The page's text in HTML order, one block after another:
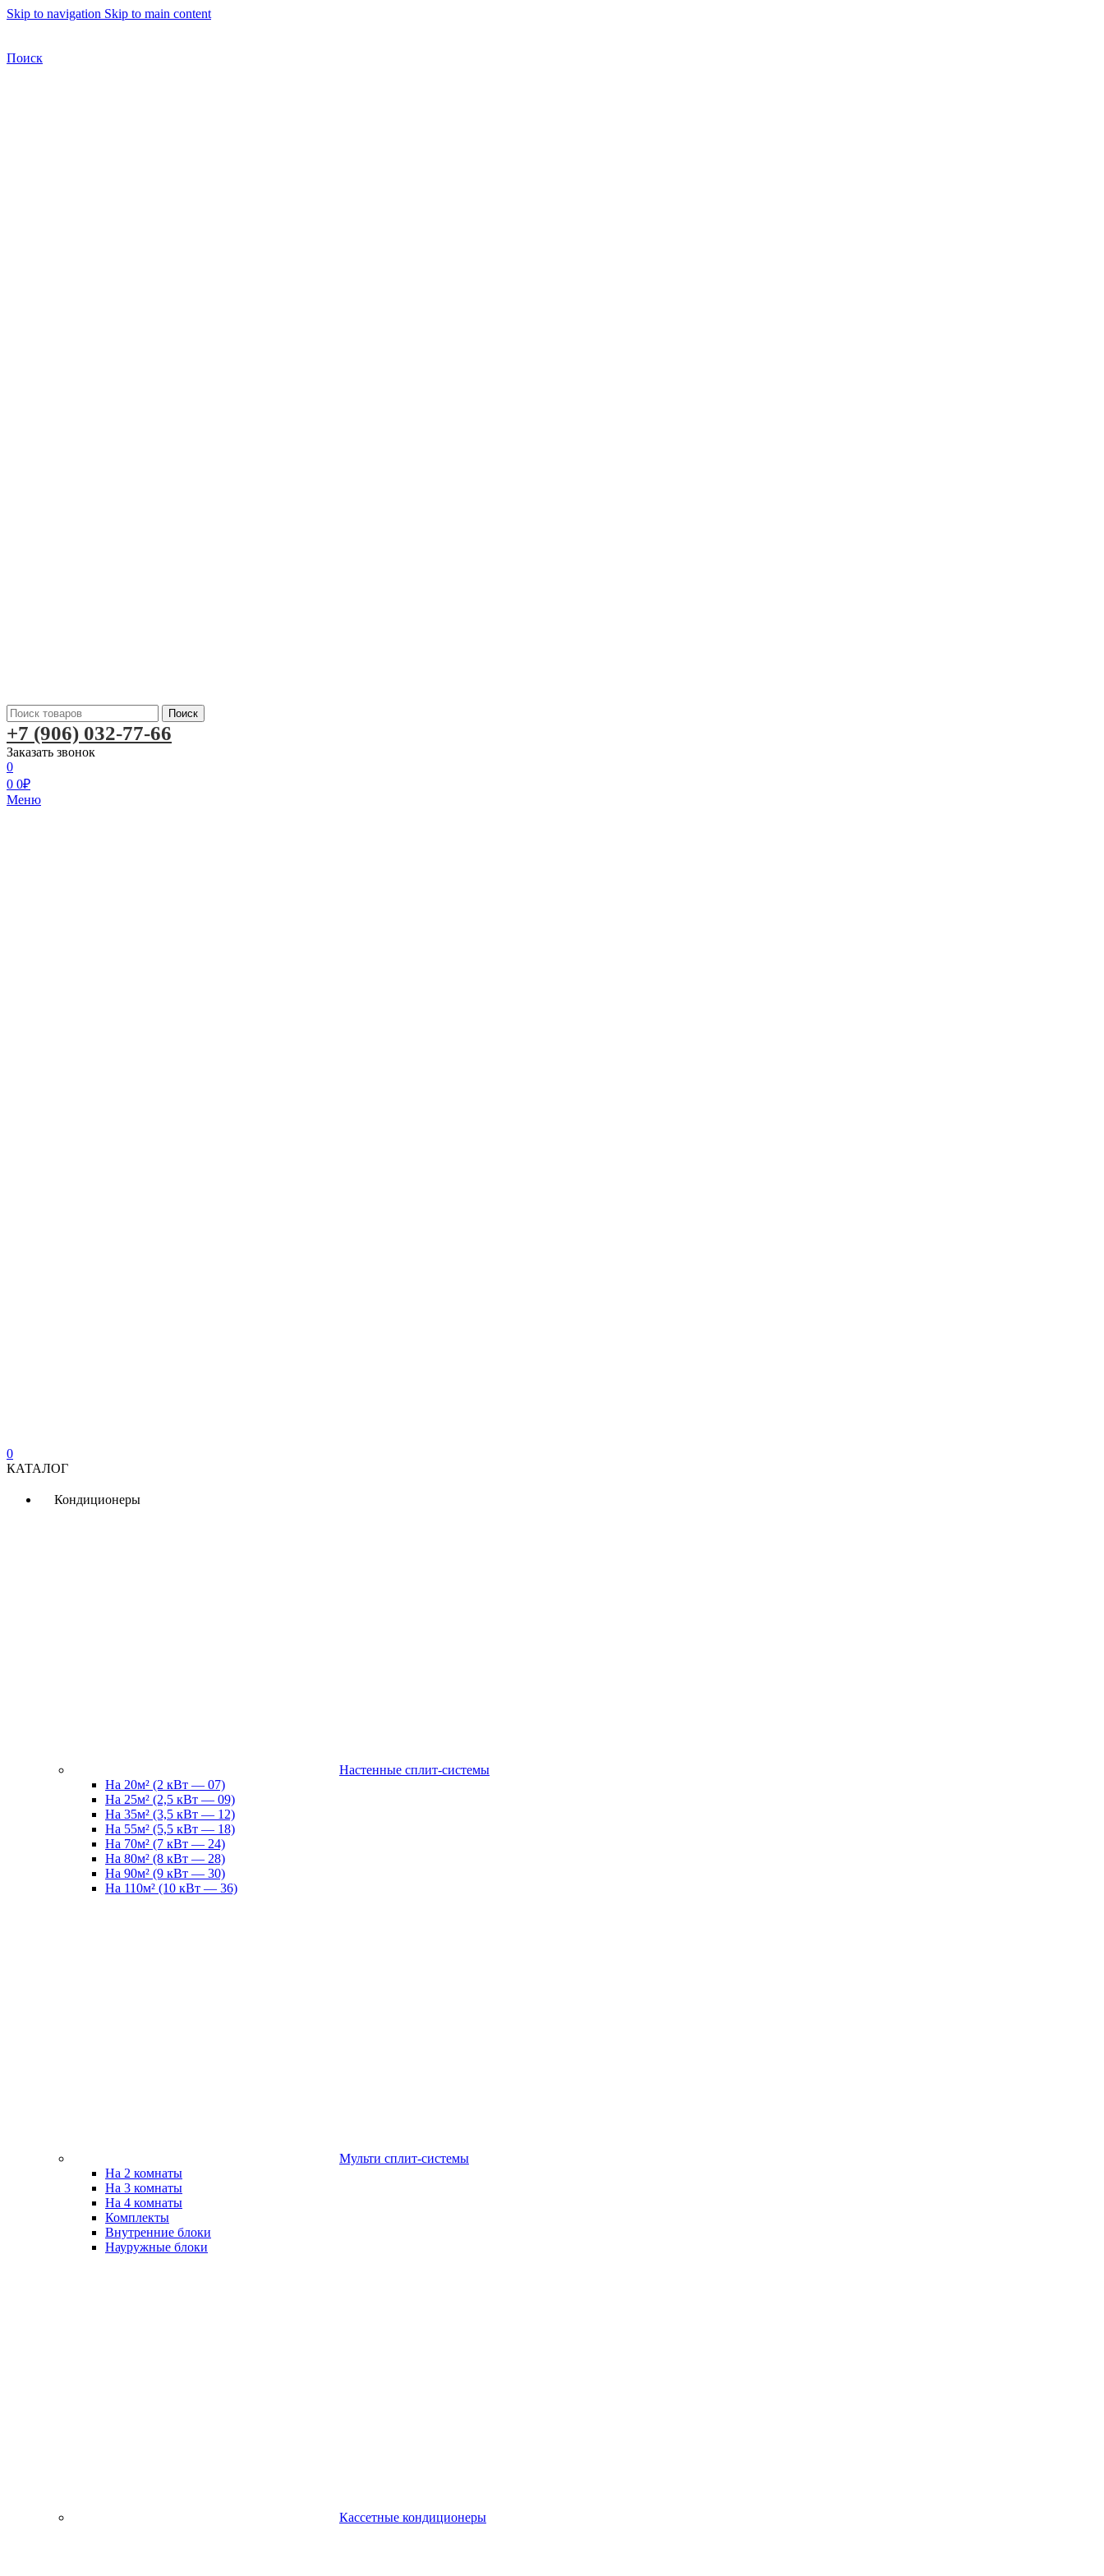
Skip to navigation Skip to main content
Поиск
Поиск
+7 (906) 032-77-66
Заказать звонок
0
0 0₽
Меню
0
КАТАЛОГ
Кондиционеры
Настенные сплит-системы
На 20м² (2 кВт — 07)
На 25м² (2,5 кВт — 09)
На 35м² (3,5 кВт — 12)
На 55м² (5,5 кВт — 18)
На 70м² (7 кВт — 24)
На 80м² (8 кВт — 28)
На 90м² (9 кВт — 30)
На 110м² (10 кВт — 36)
Мульти сплит-системы
На 2 комнаты
На 3 комнаты
На 4 комнаты
Комплекты
Внутренние блоки
Науружные блоки
Кассетные кондиционеры